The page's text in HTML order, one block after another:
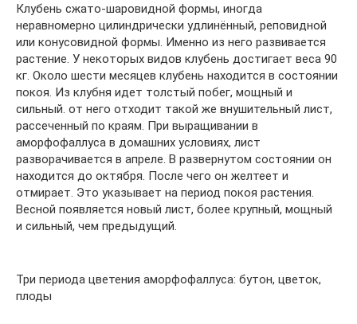
Клубень сжато-шаровидной формы, иногда
неравномерно цилиндрически удлинённый, реповидной
или конусовидной формы. Именно из него развивается
растение. У некоторых видов клубень достигает веса 90
кг. Около шести месяцев клубень находится в состоянии
покоя. Из клубня идет толстый побег, мощный и
сильный. от него отходит такой же внушительный лист,
рассеченный по краям. При выращивании в
аморфофаллуса в домашних условиях, лист
разворачивается в апреле. В развернутом состоянии он
находится до октября. После чего он желтеет и
отмирает. Это указывает на период покоя растения.
Весной появляется новый лист, более крупный, мощный
и сильный, чем предыдущий.
Три периода цветения аморфофаллуса: бутон, цветок,
плоды